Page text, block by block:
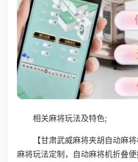
相关麻将玩法及特色;
【甘肃武威麻将夹胡自动麻
麻将玩法定制，自动麻将机折叠